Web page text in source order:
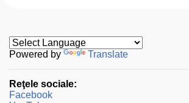
t
a
i
Powered by Translate
Reţele sociale:
Facebook